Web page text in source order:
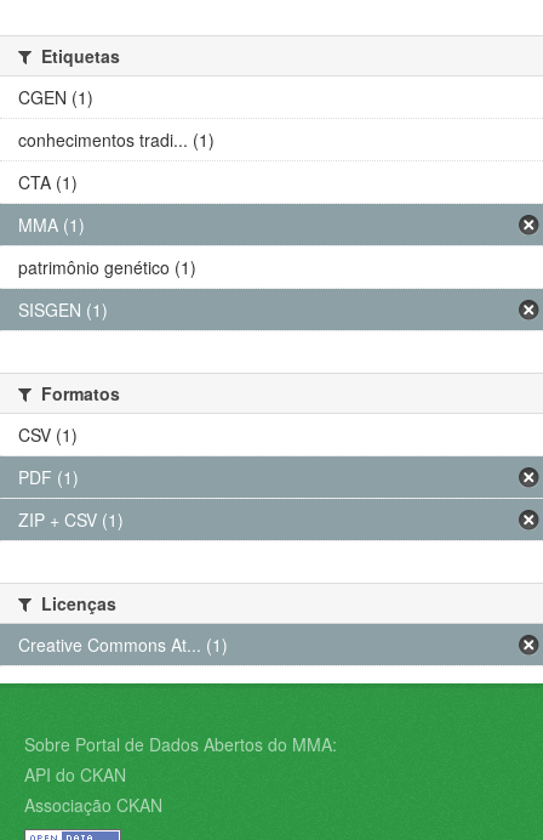
Etiquetas
CGEN (1)
conhecimentos tradi... (1)
CTA (1)
MMA (1)
patrimônio genético (1)
SISGEN (1)
Formatos
CSV (1)
PDF (1)
ZIP + CSV (1)
Licenças
Creative Commons At... (1)
Sobre Portal de Dados Abertos do MMA:
API do CKAN
Associação CKAN